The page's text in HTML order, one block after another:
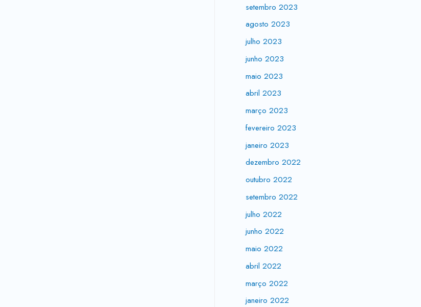
setembro 2023
agosto 2023
julho 2023
junho 2023
maio 2023
abril 2023
março 2023
fevereiro 2023
janeiro 2023
dezembro 2022
outubro 2022
setembro 2022
julho 2022
junho 2022
maio 2022
abril 2022
março 2022
janeiro 2022